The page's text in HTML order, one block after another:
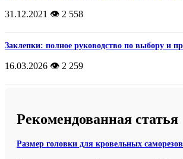
31.12.2021 👁️ 2 558
Заклепки: полное руководство по выбору и
16.03.2026 👁️ 2 259
Рекомендованная статья
Размер головки для кровельных саморезов